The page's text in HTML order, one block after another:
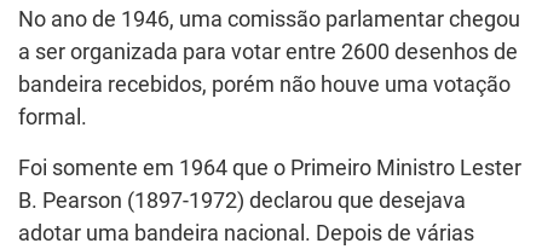
No ano de 1946, uma comissão parlamentar chegou
a ser organizada para votar entre 2600 desenhos de
bandeira recebidos, porém não houve uma votação
formal.
Foi somente em 1964 que o Primeiro Ministro Lester
B. Pearson (1897-1972) declarou que desejava
adotar uma bandeira nacional. Depois de várias